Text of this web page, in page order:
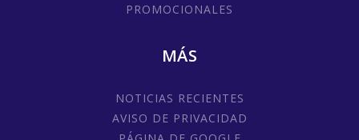
PROMOCIONALES
MÁS
NOTICIAS RECIENTES
AVISO DE PRIVACIDAD